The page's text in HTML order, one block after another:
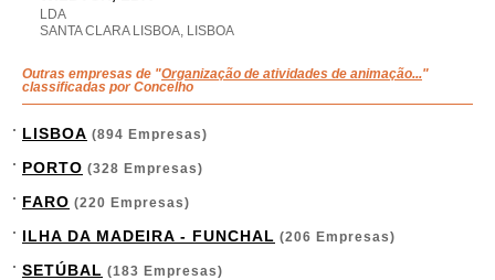
LDA
SANTA CLARA LISBOA, LISBOA
Outras empresas de "Organização de atividades de animação..."
classificadas por Concelho
LISBOA (894 Empresas)
PORTO (328 Empresas)
FARO (220 Empresas)
ILHA DA MADEIRA - FUNCHAL (206 Empresas)
SETÚBAL (183 Empresas)